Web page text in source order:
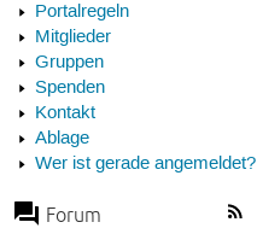
Portalregeln
Mitglieder
Gruppen
Spenden
Kontakt
Ablage
Wer ist gerade angemeldet?
Forum